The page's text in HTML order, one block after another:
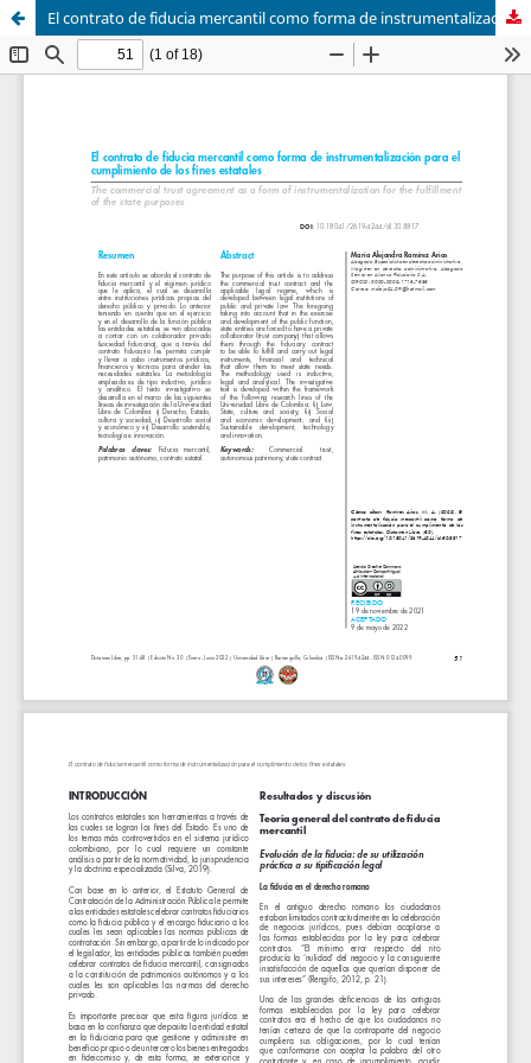
El contrato de fiducia mercantil como forma de instrumentalización para el cumplimiento de los fines estatales